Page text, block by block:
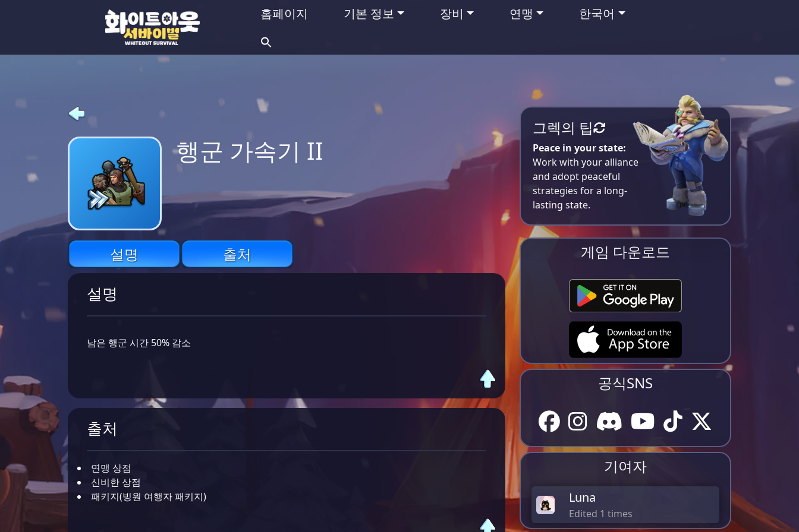
홈페이지 기본 정보 장비 연맹
한국어
색:
행군 가속기 II
설명 출처
설명
남은 행군 시간 50% 감소
출처
연맹 상점
신비한 상점
패키지(빙원 여행자 패키지)
그렉의 팁
Peace in your state:
Work with your alliance
and adopt peaceful
strategies for a long-
lasting state.
게임 다운로드
공식SNS
기여자
Luna
Edited 1 times